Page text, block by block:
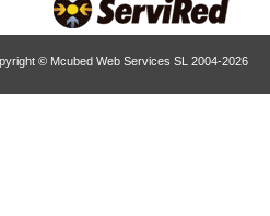
© Mcubed Web Services SL 2004-2026